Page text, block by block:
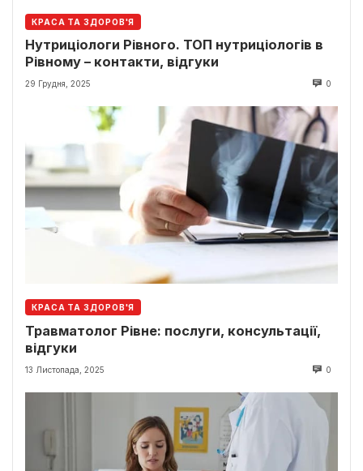
КРАСА ТА ЗДОРОВ'Я
Нутриціологи Рівного. ТОП нутриціологів в
Рівному – контакти, відгуки
29 Грудня, 2025 0
КРАСА ТА ЗДОРОВ'Я
Травматолог Рівне: послуги, консультації,
відгуки
13 Листопада, 2025 0